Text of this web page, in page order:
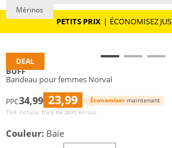
PETITS PRIX
PETITS PRIX | ÉCONOMISEZ
DEAL
Mérinos
BUFF
Bandeau pour femmes Norval
PPC34,99 23,99 Économiser maintenant
TVA incluse, frais de port en sus
Couleur: Baie